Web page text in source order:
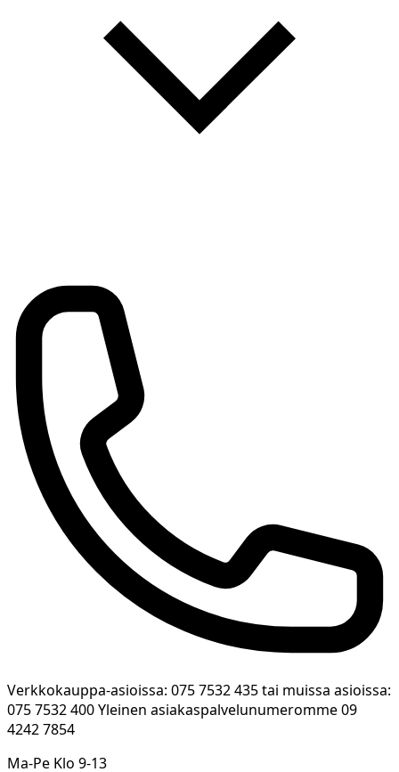
Verkkokauppa-asioissa: 075 7532 435 tai muissa asioissa:
075 7532 400 Yleinen asiakaspalvelunumeromme 09
4242 7854
Ma-Pe Klo 9-13